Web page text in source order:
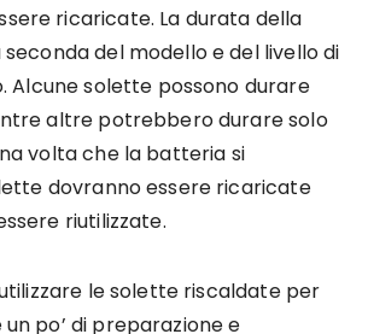
ricaricate. La durata della
del modello e del livello di
Alcune solette possono durare
altre potrebbero durare solo
volta che la batteria si
dovranno essere ricaricate
riutilizzate.
le solette riscaldate per
po’ di preparazione e